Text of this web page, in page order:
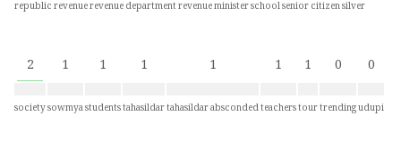
republicrevenuerevenue departmentrevenue ministerschoolsenior citizensilver
2
society
1
sowmya
1
students
1
tahasildar
1
tahasildar absconded
1
teachers
1
tour
0
trending
0
udupi